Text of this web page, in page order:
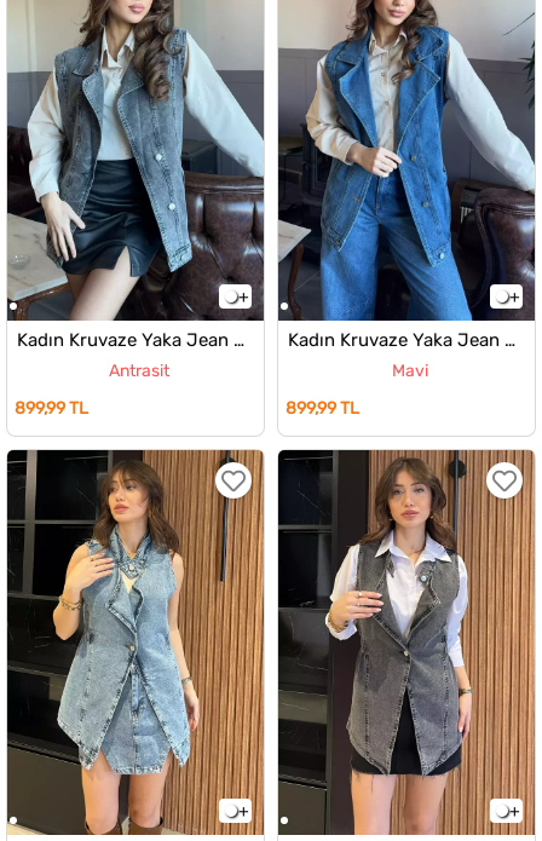
Kadın Kruvaze Yaka Jean Kot Yelek
Antrasit
899,99 TL
Kadın Kruvaze Yaka Jean Kot Yelek
Mavi
899,99 TL